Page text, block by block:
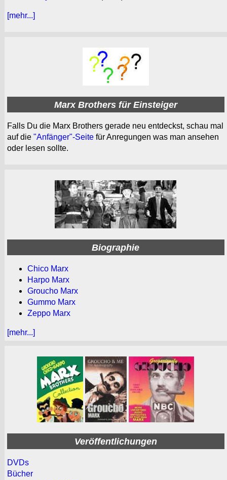
[mehr...]
Marx Brothers für Einsteiger
Falls Du die Marx Brothers gerade neu entdeckst, schau mal
auf die "Anfänger"-Seitefür Anregungen was man ansehen
oder lesen sollte.
Biographie
Chico Marx
Harpo Marx
Groucho Marx
Gummo Marx
Zeppo Marx
[mehr...]
Veröffentlichungen
DVDs
Bücher